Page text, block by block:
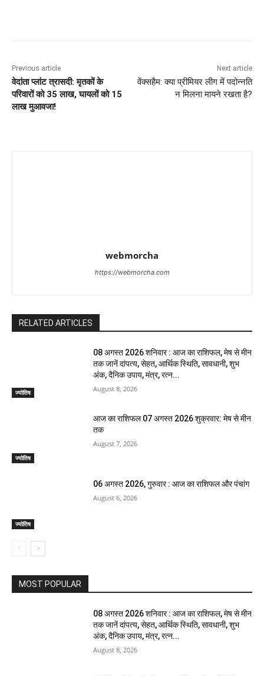
Previous article
वेदांता प्लांट त्रासदी: मृतकों के
परिवारों को 35 लाख, घायलों को 15
लाख मुआवजा!
Next article
वेंक्सहैम: क्या प्रीमियर लीग में पदोन्नति
न मिलना मायने रखता है?
webmorcha
https://webmorcha.com
RELATED ARTICLES
ज्योतिष
08 अगस्त 2026 शनिवार : आज का राशिफल, मेष से मीन
तक जानें दांपत्य, सेहत, आर्थिक स्थिति, सावधानी, शुभ
अंक, दैनिक उपाय, मंत्र, रत्न...
August 8, 2026
ज्योतिष
आज का राशिफल 07 अगस्त 2026 शुक्रवार: मेष से मीन
तक
August 7, 2026
ज्योतिष
06 अगस्त 2026, गुरुवार : आज का राशिफल और पंचांग
August 6, 2026
MOST POPULAR
08 अगस्त 2026 शनिवार : आज का राशिफल, मेष से मीन
तक जानें दांपत्य, सेहत, आर्थिक स्थिति, सावधानी, शुभ
अंक, दैनिक उपाय, मंत्र, रत्न...
August 8, 2026